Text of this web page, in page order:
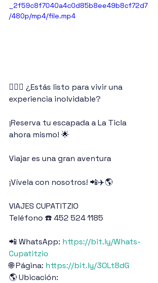
_2f59c8f7040a4c0d85b8ee49b8cf72d7
/480p/mp4/file.mp4
🙋🏻‍♀️ ¿Estás listo para vivir una
experiencia inolvidable?
¡Reserva tu escapada a La Ticla
ahora mismo! 🌟
Viajar es una gran aventura
¡Vívela con nosotros! 📲✈️🌎
VIAJES CUPATITZIO
Teléfono ☎️ 452 524 1185
📲 WhatsApp: https://bit.ly/Whats-
Cupatitzio
🌐 Página: https://bit.ly/3OLt8dG
🌎 Ubicación: